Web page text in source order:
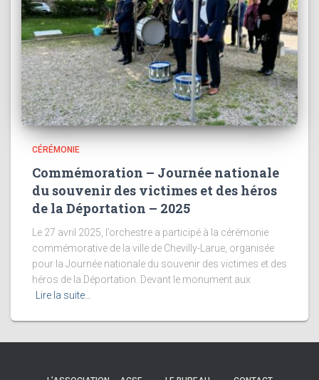
CÉRÉMONIE
Commémoration – Journée nationale
du souvenir des victimes et des héros
de la Déportation – 2025
Le 27 avril 2025, l’orchestre a participé à la cérémonie
commémorative de la ville de Chevilly-Larue, organisée
pour la Journée nationale du souvenir des victimes et des
héros de la Déportation. Devant le monument aux
Lire la suite…